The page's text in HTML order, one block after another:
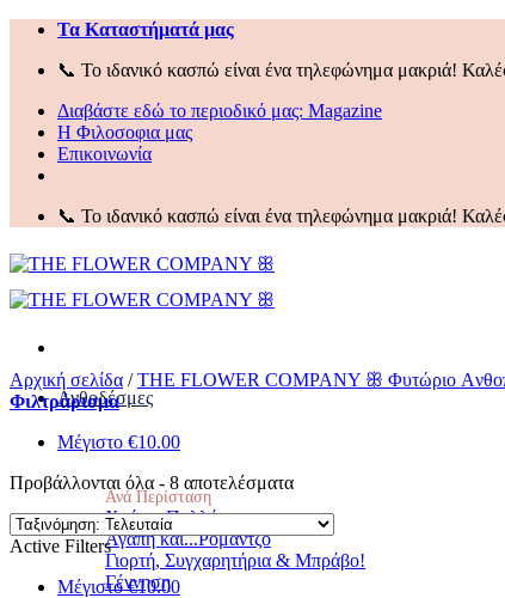
Μετάβαση
περιεχόμενο
Τα Kαταστήματά μας
📞 Το ιδανικό κασπώ είναι ένα τηλεφώνημα μακριά!
Διαβάστε εδώ το περιοδικό μας: Magazine
Η Φιλοσοφια μας
Επικοινωνία
📞 Το ιδανικό κασπώ είναι ένα τηλεφώνημα μακριά!
Ανθοδέσμες
Ανά Περίσταση
Χρόνια Πολλά
Αγάπη και...Ρομάντζο
Γιορτή, Συγχαρητήρια & Μπράβο!
Γέννηση
Αρχική σελίδα / THE FLOWER COMPANY ꕥ Φυτώριο
Φιλτράρισμα
Μέγιστο €10.00
Προβάλλονται όλα - 8 αποτελέσματαSorted
latest
Active Filters
Μέγιστο€10.00